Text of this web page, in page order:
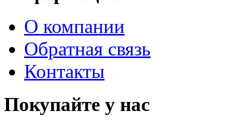
О компании
Обратная связь
Контакты
Покупайте у нас